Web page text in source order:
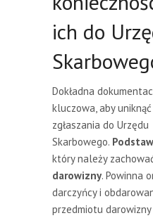
ich do
Dokładna
kluczowa, aby
zgłaszania do Urzędu
Skarbowego.
który należy
darowizny. Powinna
darczyńcy i
przedmiotu